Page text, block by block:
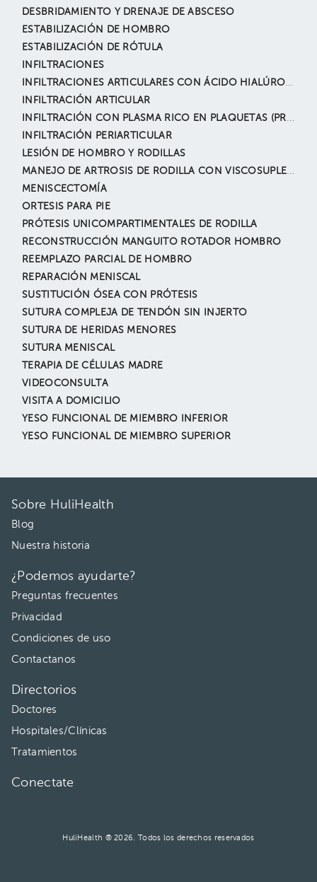
DESBRIDAMIENTO Y DRENAJE DE ABSCESO
ESTABILIZACIÓN DE HOMBRO
ESTABILIZACIÓN DE RÓTULA
INFILTRACIONES
INFILTRACIONES ARTICULARES CON ÁCIDO HIALÚRONICO
INFILTRACIÓN ARTICULAR
INFILTRACIÓN CON PLASMA RICO EN PLAQUETAS (PRP)
INFILTRACIÓN PERIARTICULAR
LESIÓN DE HOMBRO Y RODILLAS
MANEJO DE ARTROSIS DE RODILLA CON VISCOSUPLEMENTACIÓN
MENISCECTOMÍA
ORTESIS PARA PIE
PRÓTESIS UNICOMPARTIMENTALES DE RODILLA
RECONSTRUCCIÓN MANGUITO ROTADOR HOMBRO
REEMPLAZO PARCIAL DE HOMBRO
REPARACIÓN MENISCAL
SUSTITUCIÓN ÓSEA CON PRÓTESIS
SUTURA COMPLEJA DE TENDÓN SIN INJERTO
SUTURA DE HERIDAS MENORES
SUTURA MENISCAL
TERAPIA DE CÉLULAS MADRE
VIDEOCONSULTA
VISITA A DOMICILIO
YESO FUNCIONAL DE MIEMBRO INFERIOR
YESO FUNCIONAL DE MIEMBRO SUPERIOR
Sobre HuliHealth
Blog
Nuestra historia
¿Podemos ayudarte?
Preguntas frecuentes
Privacidad
Condiciones de uso
Contactanos
Directorios
Doctores
Hospitales/Clínicas
Tratamientos
Conectate
HuliHealth ® 2026. Todos los derechos reservados